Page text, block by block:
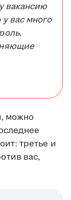
вакансию
вас много
можно
третье и
вас,